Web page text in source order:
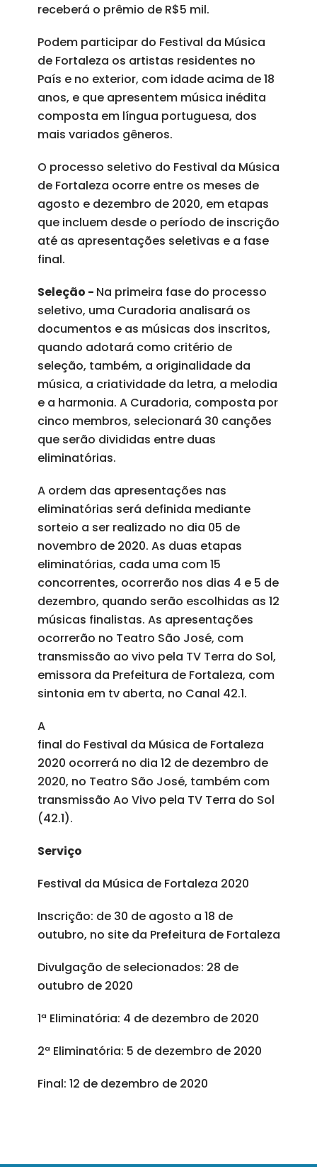
receberá o prêmio de R$5 mil.
Podem participar do Festival da Música
de Fortaleza os artistas residentes no
País e no exterior, com idade acima de 18
anos, e que apresentem música inédita
composta em língua portuguesa, dos
mais variados gêneros.
O processo seletivo do Festival da Música
de Fortaleza ocorre entre os meses de
agosto e dezembro de 2020, em etapas
que incluem desde o período de inscrição
até as apresentações seletivas e a fase
final.
Seleção - Na primeira fase do processo
seletivo, uma Curadoria analisará os
documentos e as músicas dos inscritos,
quando adotará como critério de
seleção, também, a originalidade da
música, a criatividade da letra, a melodia
e a harmonia. A Curadoria, composta por
cinco membros, selecionará 30 canções
que serão divididas entre duas
eliminatórias.
A ordem das apresentações nas
eliminatórias será definida mediante
sorteio a ser realizado no dia 05 de
novembro de 2020. As duas etapas
eliminatórias, cada uma com 15
concorrentes, ocorrerão nos dias 4 e 5 de
dezembro, quando serão escolhidas as 12
músicas finalistas. As apresentações
ocorrerão no Teatro São José, com
transmissão ao vivo pela TV Terra do Sol,
emissora da Prefeitura de Fortaleza, com
sintonia em tv aberta, no Canal 42.1.
A
final do Festival da Música de Fortaleza
2020 ocorrerá no dia 12 de dezembro de
2020, no Teatro São José, também com
transmissão Ao Vivo pela TV Terra do Sol
(42.1).
Serviço
Festival da Música de Fortaleza 2020
Inscrição: de 30 de agosto a 18 de
outubro, no site da Prefeitura de Fortaleza
Divulgação de selecionados: 28 de
outubro de 2020
1ª Eliminatória: 4 de dezembro de 2020
2ª Eliminatória: 5 de dezembro de 2020
Final: 12 de dezembro de 2020